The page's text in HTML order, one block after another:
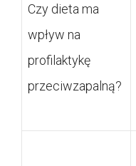
Czy dieta ma
wpływ na
profilaktykę
przeciwzapalną?